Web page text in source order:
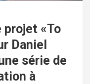
projet «To
Daniel
série de
à